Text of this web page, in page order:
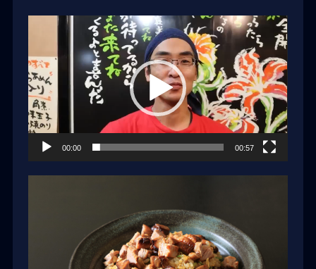
プ
レ
ー
ヤ
00:00 00:57